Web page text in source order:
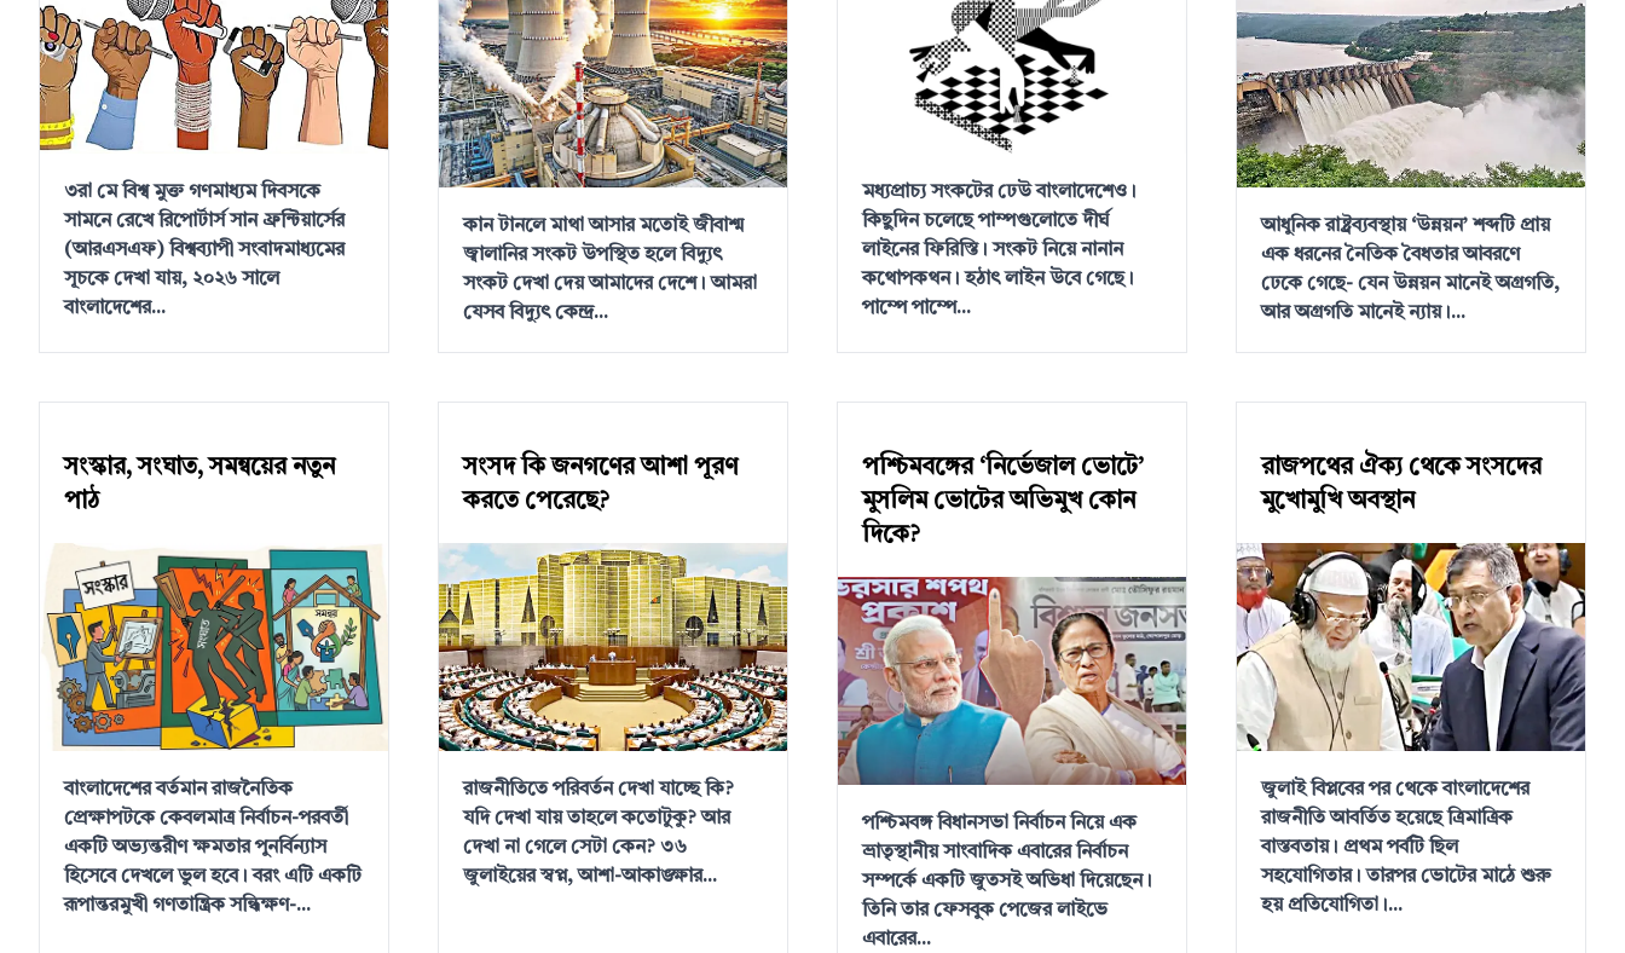
৩রা মে বিশ্ব মুক্ত গণমাধ্যম দিবসকে
সামনে রেখে রিপোর্টার্স সান ফ্রন্টিয়ার্সের
(আরএসএফ) বিশ্বব্যাপী সংবাদমাধ্যমের
সূচকে দেখা যায়, ২০২৬ সালে
বাংলাদেশের...
কান টানলে মাথা আসার মতোই জীবাশ্ম
জ্বালানির সংকট উপস্থিত হলে বিদ্যুৎ
সংকট দেখা দেয় আমাদের দেশে। আমরা
যেসব বিদ্যুৎ কেন্দ্র...
মধ্যপ্রাচ্য সংকটের ঢেউ বাংলাদেশেও।
কিছুদিন চলেছে পাম্পগুলোতে দীর্ঘ
লাইনের ফিরিস্তি। সংকট নিয়ে নানান
কথোপকথন। হঠাৎ লাইন উবে গেছে।
পাম্পে পাম্পে...
আধুনিক রাষ্ট্রব্যবস্থায় ‘উন্নয়ন’ শব্দটি প্রায়
এক ধরনের নৈতিক বৈধতার আবরণে
ঢেকে গেছে- যেন উন্নয়ন মানেই অগ্রগতি,
আর অগ্রগতি মানেই ন্যায়।...
সংস্কার, সংঘাত, সমন্বয়ের নতুন
পাঠ
বাংলাদেশের বর্তমান রাজনৈতিক
প্রেক্ষাপটকে কেবলমাত্র নির্বাচন-পরবর্তী
একটি অভ্যন্তরীণ ক্ষমতার পুনর্বিন্যাস
হিসেবে দেখলে ভুল হবে। বরং এটি একটি
রূপান্তরমুখী গণতান্ত্রিক সন্ধিক্ষণ-...
সংসদ কি জনগণের আশা পূরণ
করতে পেরেছে?
রাজনীতিতে পরিবর্তন দেখা যাচ্ছে কি?
যদি দেখা যায় তাহলে কতোটুকু? আর
দেখা না গেলে সেটা কেন? ৩৬
জুলাইয়ের স্বপ্ন, আশা-আকাঙ্ক্ষার...
পশ্চিমবঙ্গের ‘নির্ভেজাল ভোটে’
মুসলিম ভোটের অভিমুখ কোন
দিকে?
পশ্চিমবঙ্গ বিধানসভা নির্বাচন নিয়ে এক
ভ্রাতৃস্থানীয় সাংবাদিক এবারের নির্বাচন
সম্পর্কে একটি জুতসই অভিধা দিয়েছেন।
তিনি তার ফেসবুক পেজের লাইভে
এবারের...
রাজপথের ঐক্য থেকে সংসদের
মুখোমুখি অবস্থান
জুলাই বিপ্লবের পর থেকে বাংলাদেশের
রাজনীতি আবর্তিত হয়েছে ত্রিমাত্রিক
বাস্তবতায়। প্রথম পর্বটি ছিল
সহযোগিতার। তারপর ভোটের মাঠে শুরু
হয় প্রতিযোগিতা।...